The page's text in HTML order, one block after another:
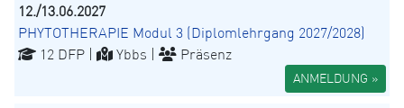
12./13.06.2027
PHYTOTHERAPIE Modul 3 (Diplomlehrgang 2027/2028)
12 DFP |
Ybbs | Präsenz
ANMELDUNG »